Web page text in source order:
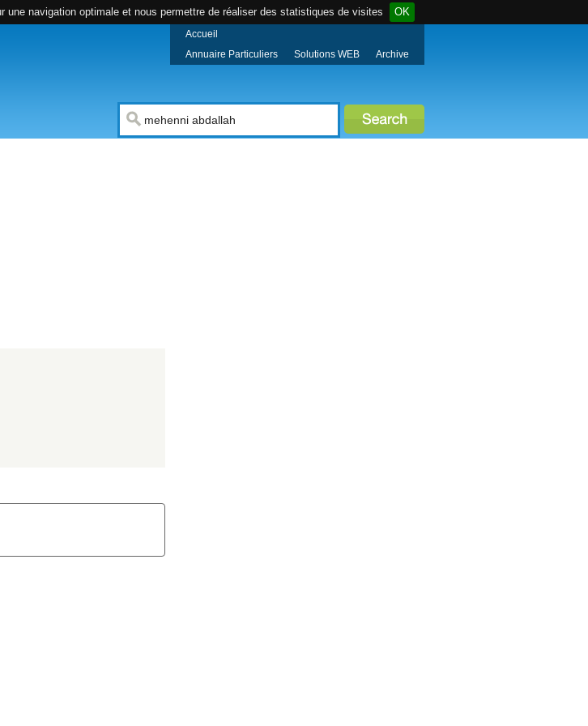
navigation optimale et nous permettre de réaliser des statistiques de visites OK
Accueil
Annuaire Particuliers
Solutions WEB Archive